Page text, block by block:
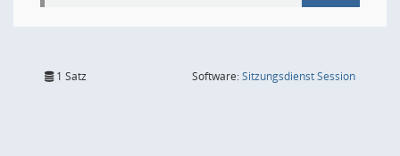
1 Satz Software:SitzungsdienstSession(Wird in